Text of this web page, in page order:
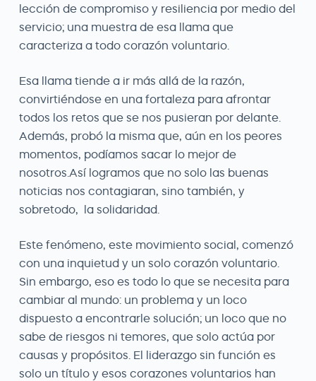
lección de compromiso y resiliencia por medio del
servicio; una muestra de esa llama que
caracteriza a todo corazón voluntario.
Esa llama tiende a ir más allá de la razón,
convirtiéndose en una fortaleza para afrontar
todos los retos que se nos pusieran por delante.
Además, probó la misma que, aún en los peores
momentos, podíamos sacar lo mejor de
nosotros.Así logramos que no solo las buenas
noticias nos contagiaran, sino también, y
sobretodo, la solidaridad.
Este fenómeno, este movimiento social, comenzó
con una inquietud y un solo corazón voluntario.
Sin embargo, eso es todo lo que se necesita para
cambiar al mundo: un problema y un loco
dispuesto a encontrarle solución; un loco que no
sabe de riesgos ni temores, que solo actúa por
causas y propósitos. El liderazgo sin función es
solo un título y esos corazones voluntarios han